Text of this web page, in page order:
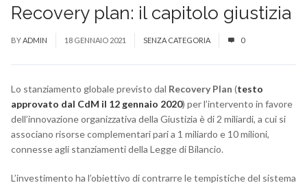
Recovery plan: il capitolo giustizia
BYADMIN 18 GENNAIO 2021 SENZA CATEGORIA 0
Lo stanziamento globale previsto dal Recovery Plan (testo
approvato dal CdM il 12 gennaio 2020) per l’intervento in favore
dell’innovazione organizzativa della Giustizia è di 2 miliardi, a cui si
associano risorse complementari pari a 1 miliardo e 10 milioni,
connesse agli stanziamenti della Legge di Bilancio.
L’investimento ha l’obiettivo di contrarre le tempistiche del sistema